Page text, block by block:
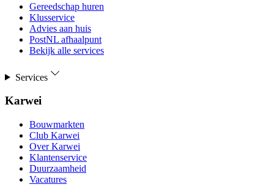
Gereedschap huren
Klusservice
Advies aan huis
PostNL afhaalpunt
Bekijk alle services
Services
Karwei
Bouwmarkten
Club Karwei
Over Karwei
Klantenservice
Duurzaamheid
Vacatures